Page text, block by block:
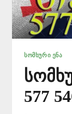
ᲡᲝᲛᲮᲣᲠᲘ ᲔᲜᲐ
577